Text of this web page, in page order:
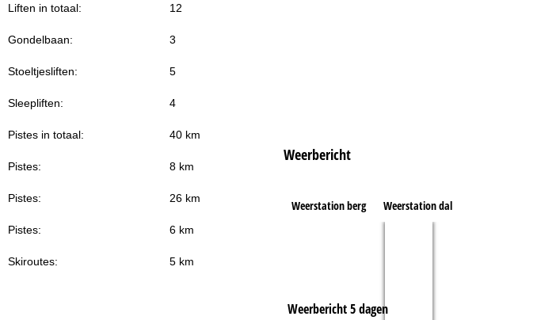
Liften in totaal: 12
Gondelbaan: 3
Stoeltjesliften: 5
Sleepliften: 4
Pistes in totaal: 40 km
Pistes: 8 km
Pistes: 26 km
Pistes: 6 km
Skiroutes: 5 km
Weerbericht
Weerstation berg Weerstation dal
Weerbericht 5 dagen